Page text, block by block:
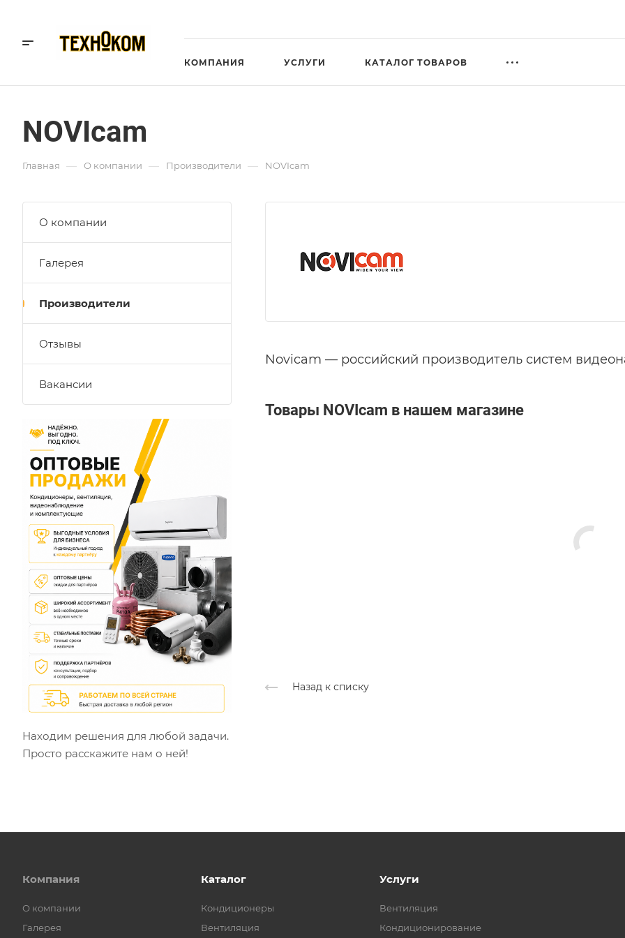
КОМПАНИЯ УСЛУГИ КАТАЛОГ ТОВАРОВ
NOVIcam
Главная — О компании — Производители — NOVIcam
Novicam — российский производитель систем
Товары NOVIcam в нашем магазине
Назад к списку
О компании
Галерея
Производители
Отзывы
Вакансии
Находим решения для любой задачи.
Просто расскажите нам о ней!
Компания
О компании
Галерея
Каталог
Кондиционеры
Вентиляция
Услуги
Вентиляция
Кондиционирование